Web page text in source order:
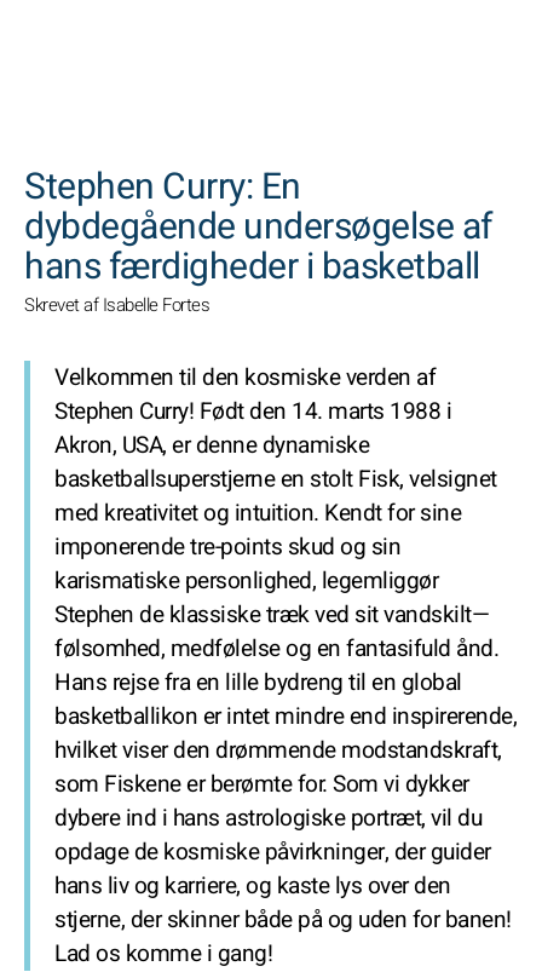
Stephen Curry: En
dybdegående undersøgelse af
hans færdigheder i basketball
Skrevet af Isabelle Fortes
Velkommen til den kosmiske verden af
Stephen Curry! Født den 14. marts 1988 i
Akron, USA, er denne dynamiske
basketballsuperstjerne en stolt Fisk, velsignet
med kreativitet og intuition. Kendt for sine
imponerende tre-points skud og sin
karismatiske personlighed, legemliggør
Stephen de klassiske træk ved sit vandskilt—
følsomhed, medfølelse og en fantasifuld ånd.
Hans rejse fra en lille bydreng til en global
basketballikon er intet mindre end inspirerende,
hvilket viser den drømmende modstandskraft,
som Fiskene er berømte for. Som vi dykker
dybere ind i hans astrologiske portræt, vil du
opdage de kosmiske påvirkninger, der guider
hans liv og karriere, og kaste lys over den
stjerne, der skinner både på og uden for banen!
Lad os komme i gang!